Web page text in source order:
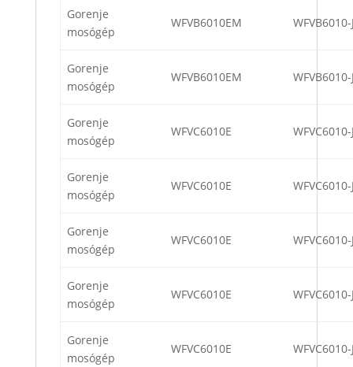
Gorenje
mosógép
WFVB6010EM
Gorenje
mosógép
WFVB6010EM
Gorenje
mosógép
WFVC6010E
Gorenje
mosógép
WFVC6010E
Gorenje
mosógép
WFVC6010E
Gorenje
mosógép
WFVC6010E
Gorenje
mosógép
WFVC6010E